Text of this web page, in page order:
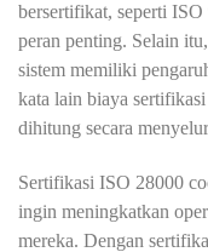
bersertifikat, seperti
peran penting. Selain
sistem memiliki
kata lain biaya
dihitung secara
Sertifikasi ISO 28000
ingin meningkatkan
mereka. Dengan